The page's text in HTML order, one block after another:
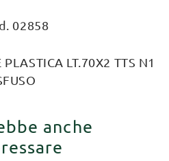
02858
PLASTICA LT.70X2 TTS N1
anche